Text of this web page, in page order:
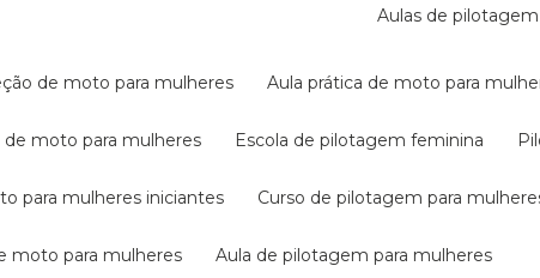
aulas de
de moto para mulheres aula prática de moto para
de moto para mulheres escola de pilotagem feminina
para mulheres iniciantes curso de pilotagem para
moto para mulheres aula de pilotagem para mulheres